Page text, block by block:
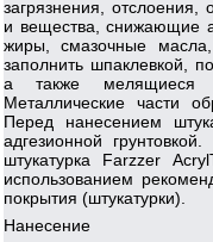
загрязнения,
и вещества, снижающие
жиры, смазочные
заполнить шпаклевкой,
а также мелящиеся
Металлические части
Перед нанесением
адгезионной
штукатурка Farzzer
использованием
покрытия (штукатурки).
Нанесение